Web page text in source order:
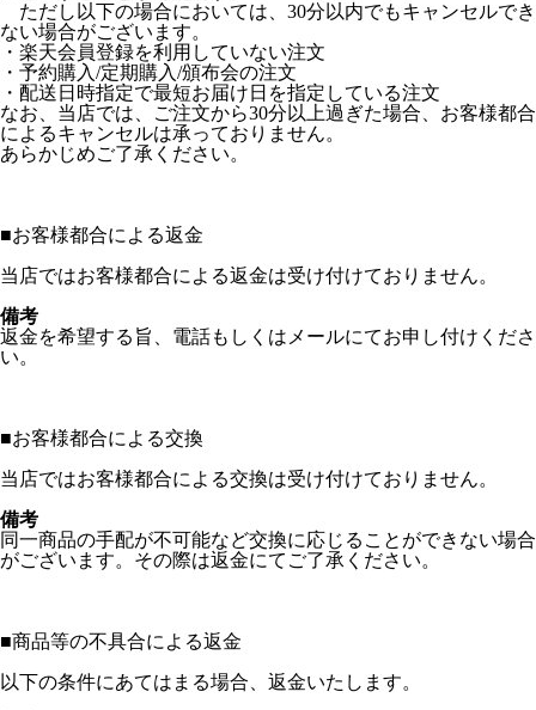
ただし以下の場合においては、30分以内でもキャンセルでき
ない場合がございます。
・楽天会員登録を利用していない注文
・予約購入/定期購入/頒布会の注文
・配送日時指定で最短お届け日を指定している注文
なお、当店では、ご注文から30分以上過ぎた場合、お客様都合
によるキャンセルは承っておりません。
あらかじめご了承ください。
■お客様都合による返金
当店ではお客様都合による返金は受け付けておりません。
備考
返金を希望する旨、電話もしくはメールにてお申し付けくださ
い。
■お客様都合による交換
当店ではお客様都合による交換は受け付けておりません。
備考
同一商品の手配が不可能など交換に応じることができない場合
がございます。その際は返金にてご了承ください。
■商品等の不具合による返金
以下の条件にあてはまる場合、返金いたします。